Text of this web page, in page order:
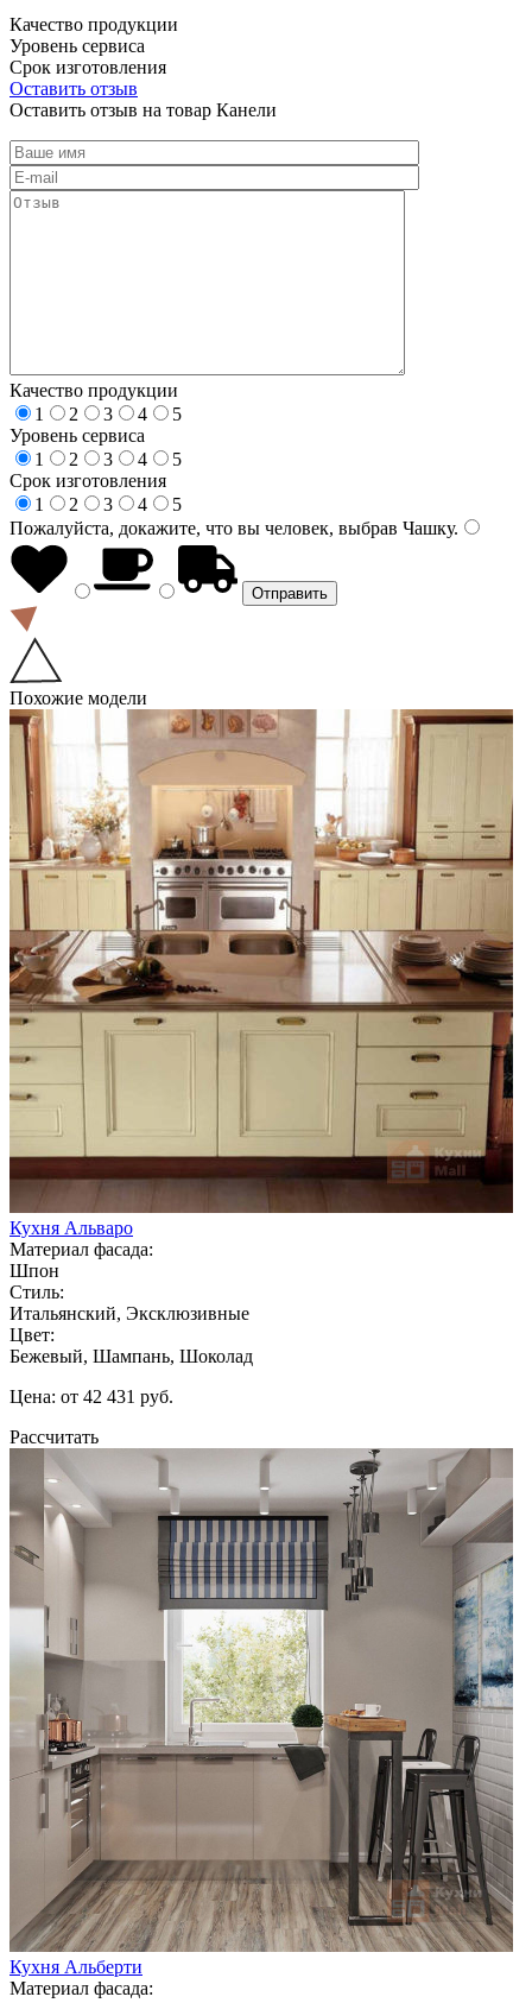
Качество продукции
Уровень сервиса
Срок изготовления
Оставить отзыв
Оставить отзыв на товар Канели
Качество продукции
1
2 3 4
5
Уровень сервиса
1
2 3 4
5
Срок изготовления
1
2 3 4
5
Пожалуйста, докажите, что вы человек, выбрав Чашку.
Похожие модели
Кухня Альваро
Материал фасада:
Шпон
Стиль:
Итальянский, Эксклюзивные
Цвет:
Бежевый, Шампань, Шоколад
Цена: от 42 431 руб.
Рассчитать
Кухня Альберти
Материал фасада: